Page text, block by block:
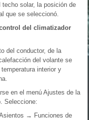
solar, la posición de
que se seleccionó.
del climatizador
del conductor, de la
del volante se
interior y
en el menú Ajustes de la
Seleccione:
→ Funciones de